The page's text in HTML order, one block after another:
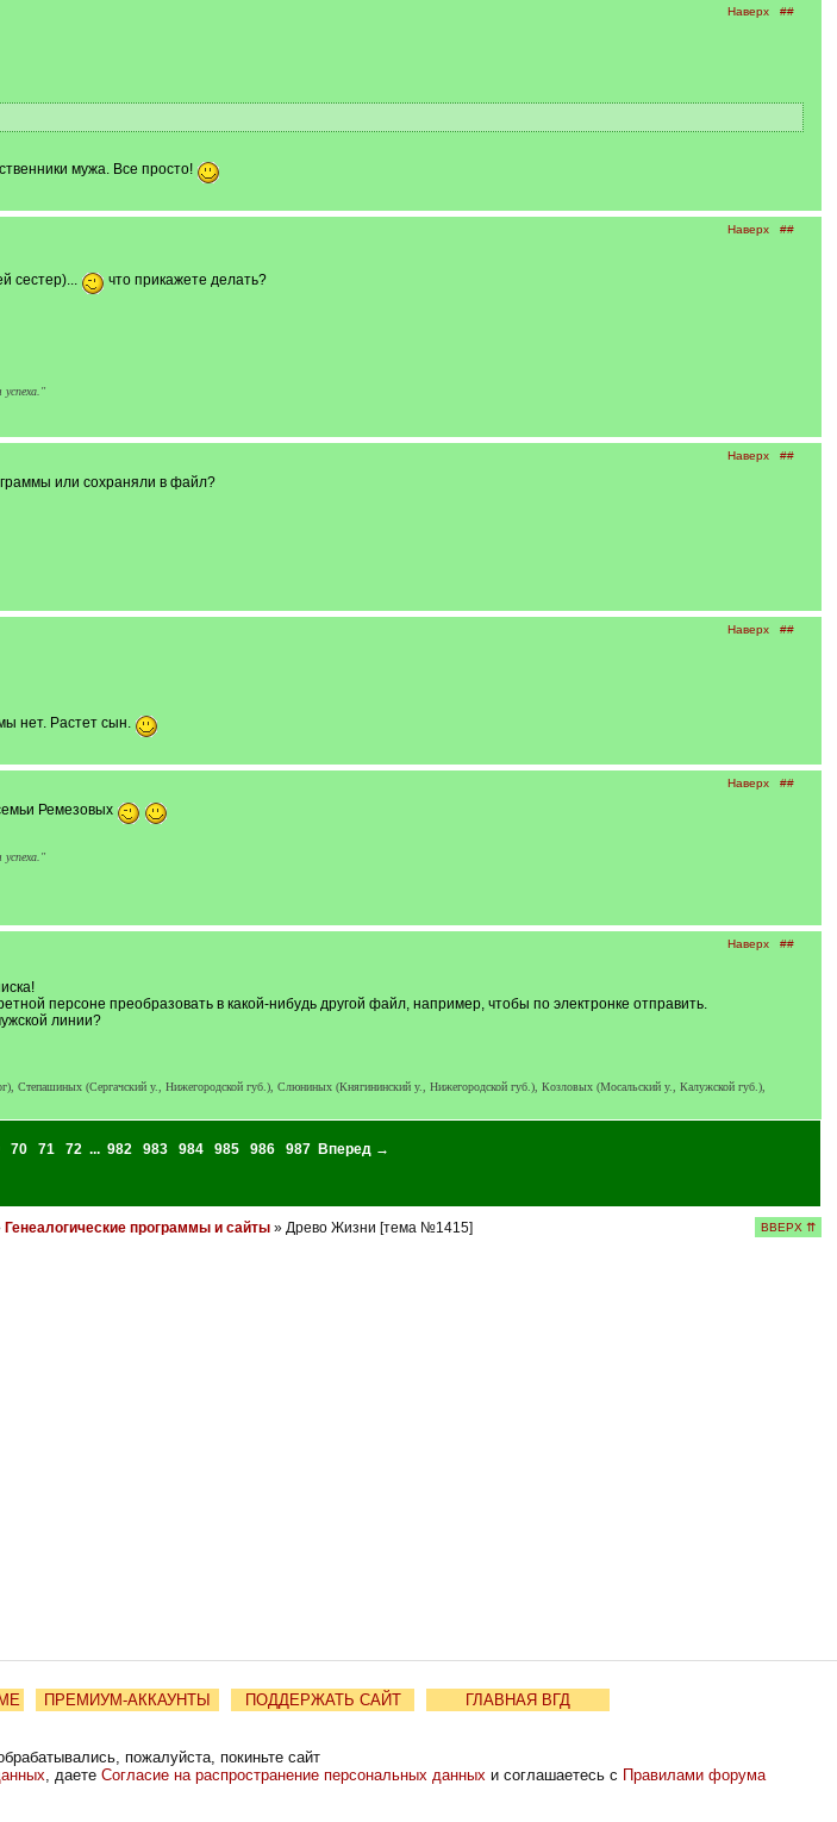
Наверх ##
мужа. Все просто!
Наверх ##
сестер)...
что прикажете делать?
Наверх ##
или сохраняли в файл?
Наверх ##
нет. Растет сын.
Наверх ##
Ремезовых
Наверх ##
персоне преобразовать в какой-нибудь другой файл, например, чтобы по электронке отправить.
линии?
(Сергачский у., Нижегородской губ.), Слюниных (Княгининский у., Нижегородской губ.), Козловых (Мосальский у., Калужской губ.),
70 71 72 ... 982 983 984 985 986 987
Вперед →
Генеалогические программы и сайты» Древо Жизни [тема №1415] ВВЕРХ ⇈
ПРЕМИУМ-АККАУНТЫ ПОДДЕРЖАТЬ САЙТ
ГЛАВНАЯ ВГД
пожалуйста, покиньте сайт
, даете Согласие на распространение персональных данных и соглашаетесь с Правилами форума